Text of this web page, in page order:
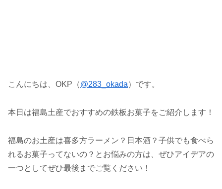
こんにちは、OKP（@283_okada）です。
本日は福島土産でおすすめの鉄板お菓子をご紹介します！
福島のお土産は喜多方ラーメン？日本酒？子供でも食べら
れるお菓子ってないの？とお悩みの方は、ぜひアイデアの
一つとしてぜひ最後までご覧ください！